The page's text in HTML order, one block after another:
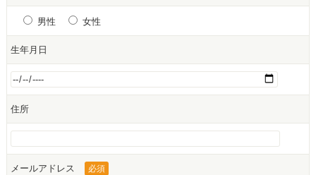
男性 女性
生年月日
住所
メールアドレス 必須